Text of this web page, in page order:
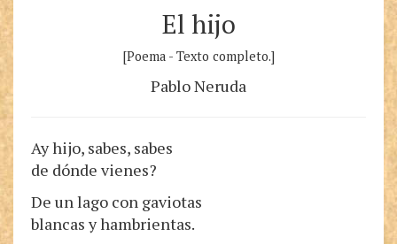
El hijo
[Poema - Texto completo.]
Pablo Neruda
Ay hijo, sabes, sabes
de dónde vienes?
De un lago con gaviotas
blancas y hambrientas.